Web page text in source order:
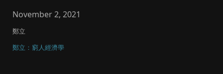
November 2, 2021
鄭立
鄭立：窮人經濟學